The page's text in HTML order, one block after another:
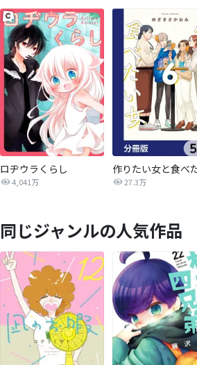
ロヂウラくらし
4,041万 27.3万
同じジャンルの人気作品